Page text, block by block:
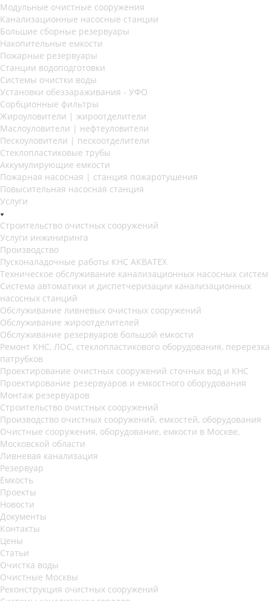
Модульные очистные сооружения
Канализационные насосные станции
Большие сборные резервуары
Накопительные емкости
Пожарные резервуары
Станции водоподготовки
Системы очистки воды
Установки обеззараживания - УФО
Сорбционные фильтры
Жироуловители | жироотделители
Маслоуловители | нефтеуловители
Пескоуловители | пескоотделители
Стеклопластиковые трубы
Аккумулирующие емкости
Пожарная насосная | станция пожаротушения
Повысительная насосная станция
Услуги
Строительство очистных сооружений
Услуги инжиниринга
Производство
Пусконаладочные работы КНС АКВАТЕХ
Техническое обслуживание канализационных насосных систем
Система автоматики и диспетчеризации канализационных
насосных станций
Обслуживание ливневых очистных сооружений
Обслуживание жироотделителей
Обслуживание резервуаров большой емкости
Ремонт КНС, ЛОС, стеклопластикового оборудования, перерезка
патрубков
Проектирование очистных сооружений сточных вод и КНС
Проектирование резервуаров и емкостного оборудования
Монтаж резервуаров
Строительство очистных сооружений
Производство очистных сооружений, емкостей, оборудования
Очистные сооружения, оборудование, емкости в Москве,
Московской области
Ливневая канализация
Резервуар
Ёмкость
Проекты
Новости
Документы
Контакты
Цены
Статьи
Очистка воды
Очистные Москвы
Реконструкция очистных сооружений